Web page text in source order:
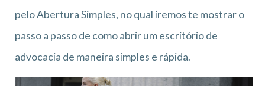
pelo Abertura Simples, no qual iremos te mostrar o
passo a passo de como abrir um escritório de
advocacia de maneira simples e rápida.